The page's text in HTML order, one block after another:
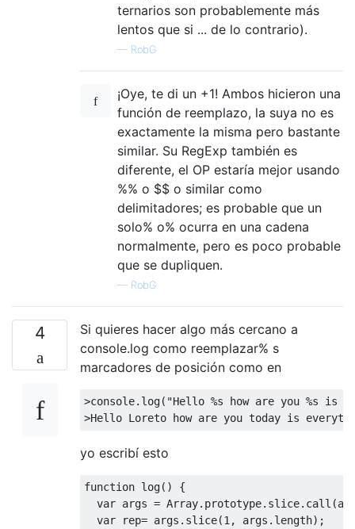
ternarios son probablemente más
lentos que si ... de lo contrario).
— RobG
¡Oye, te di un +1! Ambos hicieron una
función de reemplazo, la suya no es
exactamente la misma pero bastante
similar. Su RegExp también es
diferente, el OP estaría mejor usando
%% o $$ o similar como
delimitadores; es probable que un
solo% o% ocurra en una cadena
normalmente, pero es poco probable
que se dupliquen.
— RobG
4
Si quieres hacer algo más cercano a
console.log como reemplazar% s
marcadores de posición como en
>console.log( "Hello %s how are you %s is
yo escribí esto
function log( ) {
var args = Array.prototype.slice.call(
var rep= args.slice(1 , args.length);